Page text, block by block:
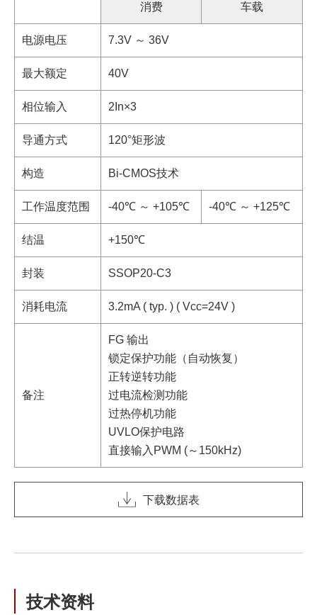
消费 车载
电源电压 7.3V ～ 36V
最大额定 40V
相位输入 2In×3
导通方式 120°矩形波
构造 Bi-CMOS技术
工作温度范围 -40℃ ～ +105℃ -40℃ ～ +125℃
结温 +150℃
封装 SSOP20-C3
消耗电流 3.2mA ( typ. ) ( Vcc=24V )
备注
FG 输出
锁定保护功能（自动恢复）
正转逆转功能
过电流检测功能
过热停机功能
UVLO保护电路
直接输入PWM (～150kHz)
下载数据表
技术资料